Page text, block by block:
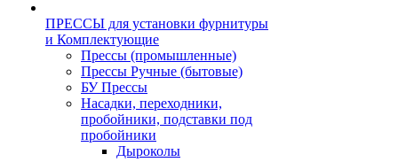
ПРЕССЫ для установки фурнитуры
и Комплектующие
Прессы (промышленные)
Прессы Ручные (бытовые)
БУ Прессы
Насадки, переходники,
пробойники, подставки под
пробойники
Дыроколы